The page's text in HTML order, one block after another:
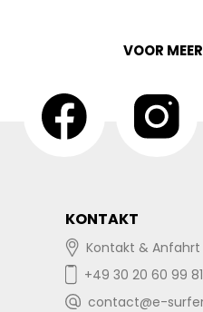
VOOR
KONTAKT
Kontakt & Anfahrt
+49 30 20 60 99 81
contact@e-